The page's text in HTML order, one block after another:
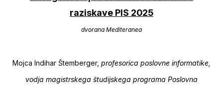
raziskave PIS 2025
dvorana Mediteranea
Mojca Indihar Štemberger, profesorica poslovne informatike,
vodja magistrskega študijskega programa Poslovna